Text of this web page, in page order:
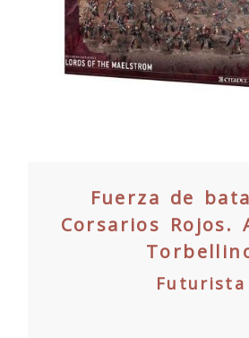
Fuerza de
Corsarios Rojos.
Futurista